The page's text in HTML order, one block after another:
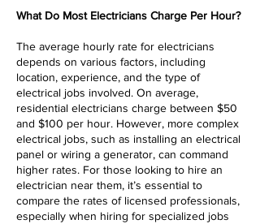
What Do Most Electricians Charge Per Hour?
The average hourly rate for electricians
depends on various factors, including
location, experience, and the type of
electrical jobs involved. On average,
residential electricians charge between $50
and $100 per hour. However, more complex
electrical jobs, such as installing an electrical
panel or wiring a generator, can command
higher rates. For those looking to hire an
electrician near them, it’s essential to
compare the rates of licensed professionals,
especially when hiring for specialized jobs